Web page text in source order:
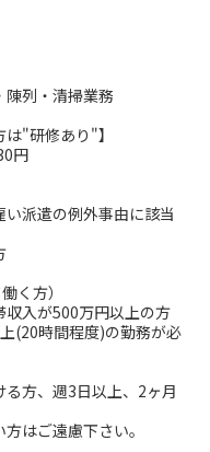
陳列・清掃業務
"研修あり"】
円
派遣の例外事由に該当
く方）
収入が500万円以上の方
(20時間程度)の勤務が必
方、週3日以上、2ヶ月
はご遠慮下さい。